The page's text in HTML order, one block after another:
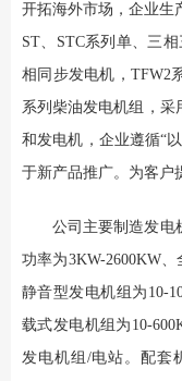
开拓海外市场，企业生
ST、STC系列单、三
相同步发电机，TFW2
系列柴油发电机组，
和发电机，企业遵循“
于新产品推广。为客户
公司主要制造发电
功率为3KW-2600KW、
静音型发电机组为10-
载式发电机组为10-
发电机组/电站。配套